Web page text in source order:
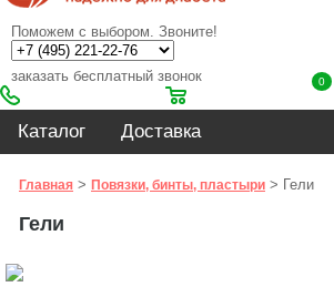
Поможем с выбором. Звоните!
заказать бесплатный звонок 0
Каталог Доставка
Главная > Повязки, бинты, пластыри > Гели
Гели